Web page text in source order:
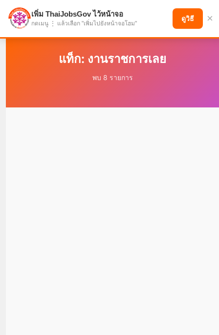
แบ่งปันโอกาส เพื่ออนาคตที่ก้าวหน้า
แท็ก: งานราชการเลย
พบ 8 รายการ
เพิ่ม ThaiJobsGov ไว้หน้าจอ
กดเมนู ⋮ แล้วเลือก "เพิ่มไปยังหน้าจอโฮม"
ดูวิธี ×